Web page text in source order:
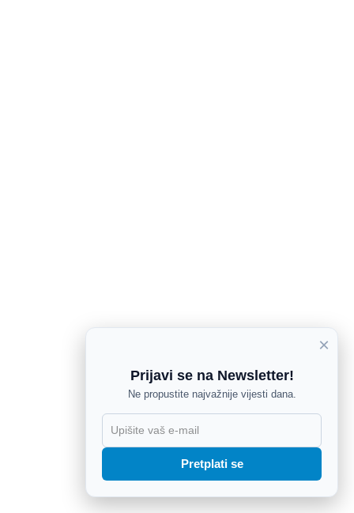
×
Prijavi se na Newsletter!
Ne propustite najvažnije vijesti dana.
Pretplati se